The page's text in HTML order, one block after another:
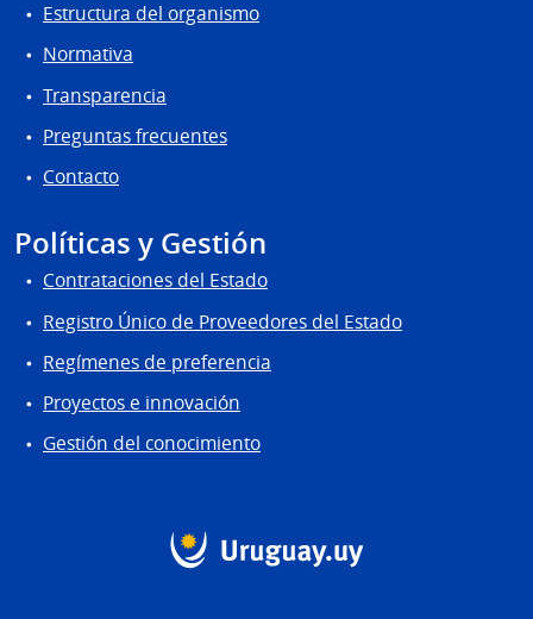
Estructura del organismo
Normativa
Transparencia
Preguntas frecuentes
Contacto
Políticas y Gestión
Contrataciones del Estado
Registro Único de Proveedores del Estado
Regímenes de preferencia
Proyectos e innovación
Gestión del conocimiento